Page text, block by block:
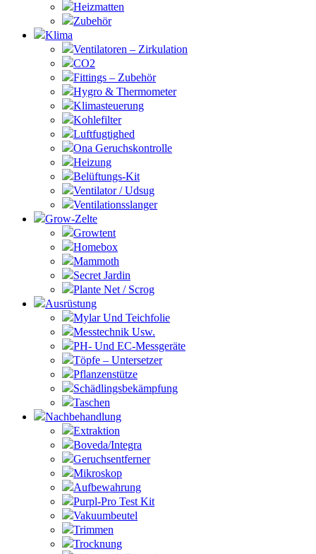
Heizmatten
Zubehör
Klima
Ventilatoren – Zirkulation
CO2
Fittings – Zubehör
Hygro & Thermometer
Klimasteuerung
Kohlefilter
Luftfugtighed
Ona Geruchskontrolle
Heizung
Belüftungs-Kit
Ventilator / Udsug
Ventilationsslanger
Grow-Zelte
Growtent
Homebox
Mammoth
Secret Jardin
Plante Net / Scrog
Ausrüstung
Mylar Und Teichfolie
Messtechnik Usw.
PH- Und EC-Messgeräte
Töpfe – Untersetzer
Pflanzenstütze
Schädlingsbekämpfung
Taschen
Nachbehandlung
Extraktion
Boveda/Integra
Geruchsentferner
Mikroskop
Aufbewahrung
Purpl-Pro Test Kit
Vakuumbeutel
Trimmen
Trocknung